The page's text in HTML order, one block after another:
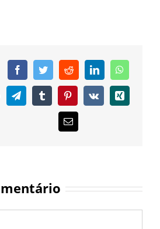
FacebookTwitterRedditLinkedIn
TelegramTumblr PinterestVk Xing
E-
mail